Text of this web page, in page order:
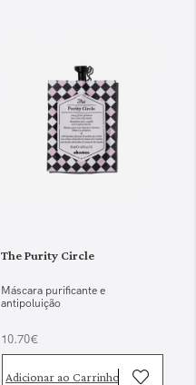
The Purity Circle
Máscara purificante e
antipoluição
10.70€
Adicionar ao Carrinho